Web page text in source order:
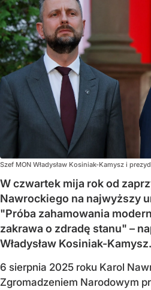
Szef MON Władysław Kosiniak-Kamysz i
W czwartek mija rok od
Nawrockiego na najwyższy
"Próba zahamowania
zakrawa o zdradę stanu" –
Władysław Kosiniak-Kamysz.
6 sierpnia 2025 roku Karol
Zgromadzeniem Narodowym